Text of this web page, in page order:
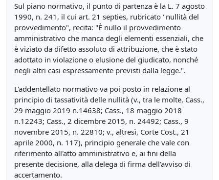
Sul piano normativo, il punto di partenza è la L. 7 agosto
1990, n. 241, il cui art. 21 septies, rubricato "nullità del
provvedimento", recita: "È nullo il provvedimento
amministrativo che manca degli elementi essenziali, che
è viziato da difetto assoluto di attribuzione, che è stato
adottato in violazione o elusione del giudicato, nonché
negli altri casi espressamente previsti dalla legge.".
L'addentellato normativo va poi posto in relazione al
principio di tassatività delle nullità (v., tra le molte, Cass.,
29 maggio 2019 n.14638; Cass., 18 maggio 2018
n.12243; Cass., 2 dicembre 2015, n. 24492; Cass., 9
novembre 2015, n. 22810; v., altresì, Corte Cost., 21
aprile 2000, n. 117), principio generale che vale con
riferimento all'atto amministrativo e, ai fini della
presente decisione, alla delega di firma dell'avviso di
accertamento.